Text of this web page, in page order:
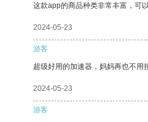
这款app的商品种类非常丰富，可
2024-05-23
游客
超级好用的加速器，妈妈再也不用
2024-05-23
游客